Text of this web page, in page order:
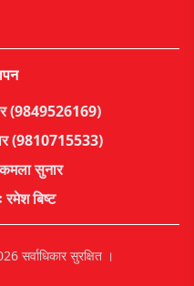
(9849526169)
(9810715533)
कमला सुनार
रमेश बिष्ट
सर्वाधिकार सुरक्षित ।